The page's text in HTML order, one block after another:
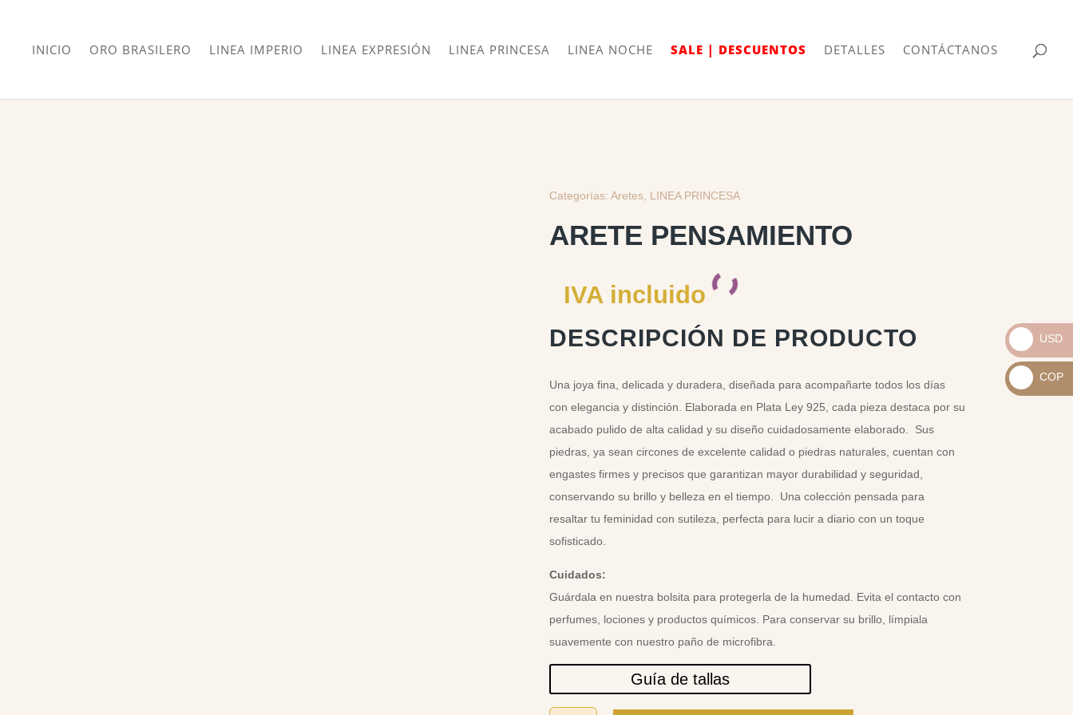
INICIO ORO BRASILERO LINEA IMPERIO LINEA EXPRESIÓN LINEA PRINCESA LINEA NOCHE SALE | DESCUENTOS DETALLES CONTÁCTANOS
Categorías: Aretes, LINEA PRINCESA
ARETE PENSAMIENTO
IVA incluido
DESCRIPCIÓN DE PRODUCTO
Una joya fina, delicada y duradera, diseñada para acompañarte todos los días
con elegancia y distinción. Elaborada en Plata Ley 925, cada pieza destaca por su
acabado pulido de alta calidad y su diseño cuidadosamente elaborado. Sus
piedras, ya sean circones de excelente calidad o piedras naturales, cuentan con
engastes firmes y precisos que garantizan mayor durabilidad y seguridad,
conservando su brillo y belleza en el tiempo. Una colección pensada para
resaltar tu feminidad con sutileza, perfecta para lucir a diario con un toque
sofisticado.
Cuidados:
Guárdala en nuestra bolsita para protegerla de la humedad. Evita el contacto con
perfumes, lociones y productos químicos. Para conservar su brillo, límpiala
suavemente con nuestro paño de microfibra.
Guía de tallas
_
USD
USD
_
COP